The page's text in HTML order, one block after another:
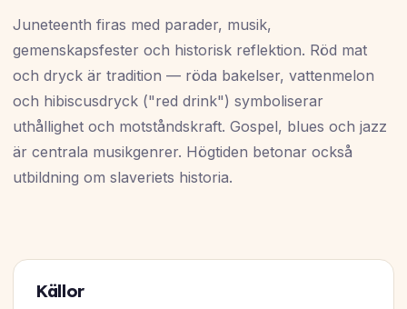
Juneteenth firas med parader, musik,
gemenskapsfester och historisk reflektion. Röd mat
och dryck är tradition — röda bakelser, vattenmelon
och hibiscusdryck ("red drink") symboliserar
uthållighet och motståndskraft. Gospel, blues och jazz
är centrala musikgenrer. Högtiden betonar också
utbildning om slaveriets historia.
Källor